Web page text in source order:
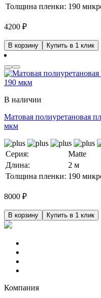
Толщина пленки: 190
4200 ₽
В корзину Купить в 1 клик
В наличии
Матовая полиуретановая
мкм
Серия:
Matte
Длина:
2 м
Толщина пленки: 190
8000 ₽
В корзину Купить в 1 клик
Компания